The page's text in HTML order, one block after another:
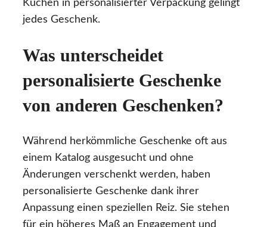
Kuchen in personalisierter Verpackung gelingt
jedes Geschenk.
Was unterscheidet
personalisierte Geschenke
von anderen Geschenken?
Während herkömmliche Geschenke oft aus
einem Katalog ausgesucht und ohne
Änderungen verschenkt werden, haben
personalisierte Geschenke dank ihrer
Anpassung einen speziellen Reiz. Sie stehen
für ein höheres Maß an Engagement und